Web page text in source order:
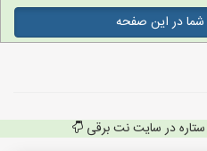
شما در این صفحه
ستاره در سایت نت برقی